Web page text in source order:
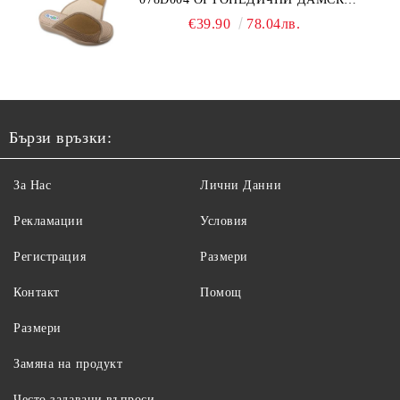
ЧЕХЛИ ЗА МНОГО ОТЕКЪЛ КРАК,
€39.90 78.04лв.
Бързи връзки:
За Нас
Рекламации
Регистрация
Контакт
Лични Данни
Условия
Размери
Помощ
Размери
Замяна на продукт